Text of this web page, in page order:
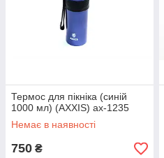
Термос для пікніка (синій
1000 мл) (AXXIS) ax-1235
Немає в наявності
750 ₴